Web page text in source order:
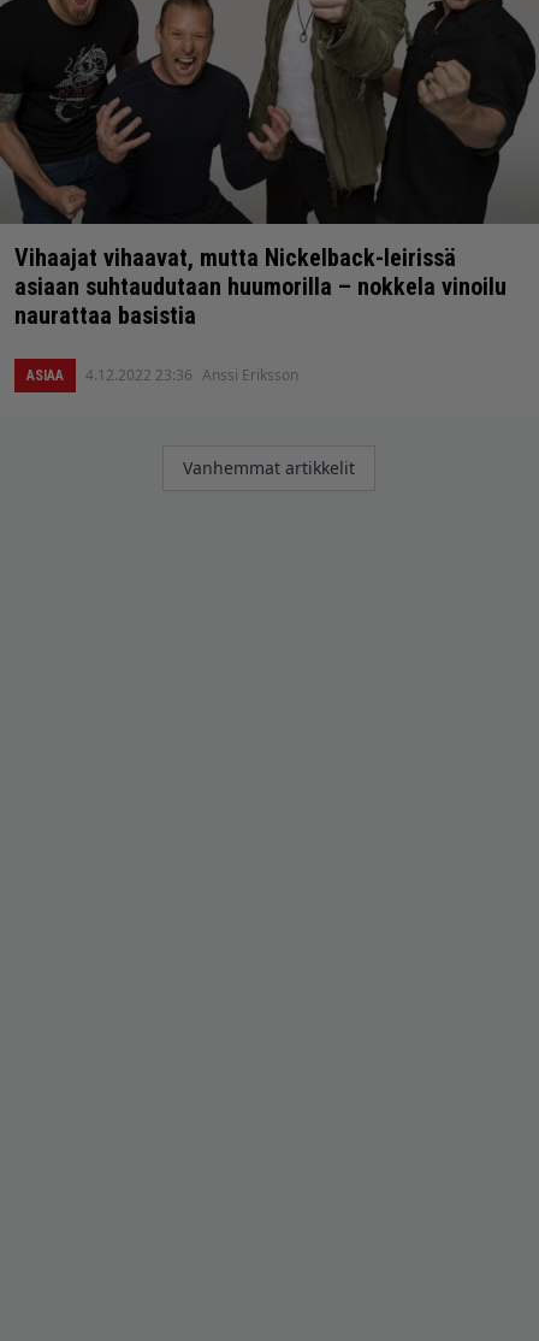
Vihaajat vihaavat, mutta Nickelback-leirissä
asiaan suhtaudutaan huumorilla – nokkela vinoilu
naurattaa basistia
ASIAA 4.12.2022 23:36 Anssi Eriksson
Artikkelien
Vanhemmat artikkelit